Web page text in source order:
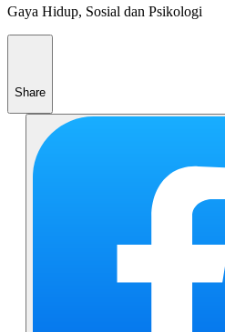
Gaya Hidup, Sosial dan Psikologi
Share